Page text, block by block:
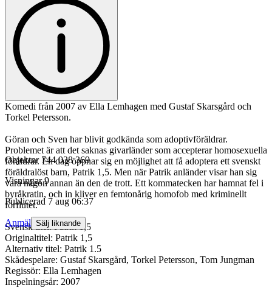
Komedi från 2007 av Ella Lemhagen med Gustaf Skarsgård och
Torkel Petersson.
Göran och Sven har blivit godkända som adoptivföräldrar.
Problemet är att det saknas givarländer som accepterar homosexuella
föräldrar. En dag öppnar sig en möjlighet att få adoptera ett svenskt
föräldralöst barn, Patrik 1,5. Men när Patrik anländer visar han sig
vara någon annan än den de trott. Ett kommatecken har hamnat fel i
byråkratin, och in kliver en femtonårig homofob med kriminellt
förflutet.
Svensk titel: Patrik 1,5
Originaltitel: Patrik 1,5
Alternativ titel: Patrik 1.5
Skådespelare: Gustaf Skarsgård, Torkel Petersson, Tom Jungman
Regissör: Ella Lemhagen
Inspelningsår: 2007
Objektnr 744 038 369
Visningar 9
Publicerad 7 aug 06:37
Anmäl Sälj liknande